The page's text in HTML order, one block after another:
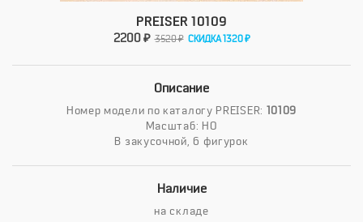
PREISER 10109
2200 ₽ 3520 ₽ СКИДКА 1320 ₽
Описание
Номер модели по каталогу PREISER: 10109
Масштаб: HO
В закусочной, 6 фигурок
Наличие
на складе